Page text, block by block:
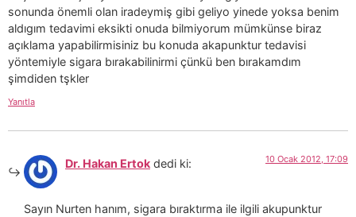
sonunda önemli olan iradeymiş gibi geliyo yinede yoksa benim
aldıgım tedavimi eksikti onuda bilmiyorum mümkünse biraz
açıklama yapabilirmisiniz bu konuda akapunktur tedavisi
yöntemiyle sigara bırakabilinirmi çünkü ben bırakamdım
şimdiden tşkler
Yanıtla
Dr. Hakan Ertok dedi ki: 10 Ocak 2012, 17:09
Sayın Nurten hanım, sigara bıraktırma ile ilgili akupunktur